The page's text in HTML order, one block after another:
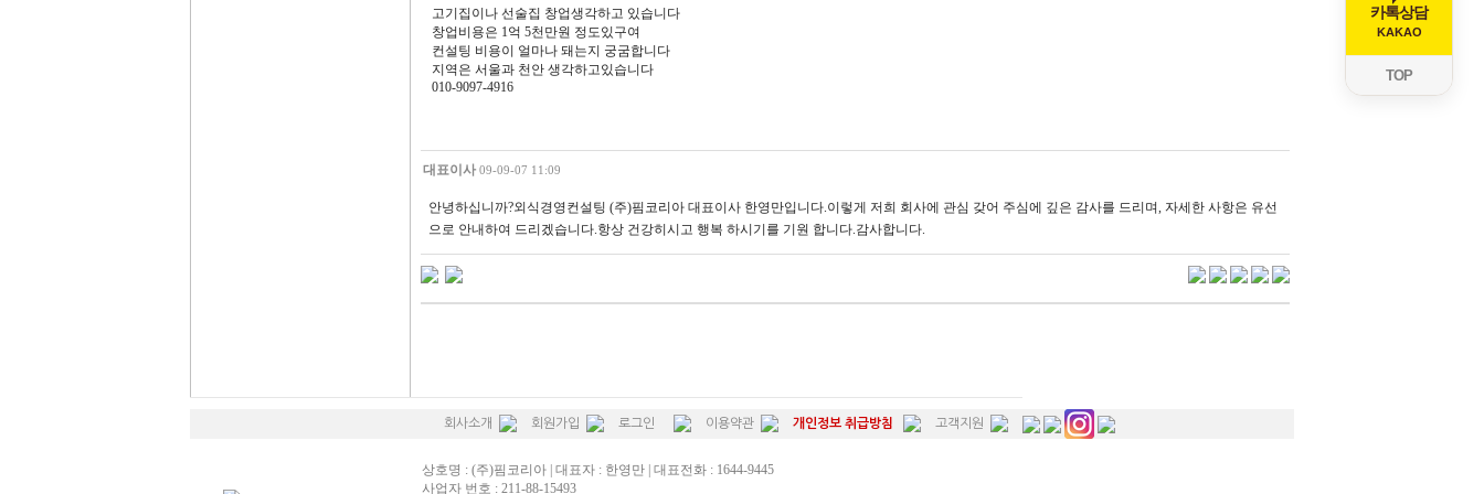
카톡상담
KAKAO
TOP
고기집이나 선술집 창업생각하고 있습니다
창업비용은 1억 5천만원 정도있구여
컨설팅 비용이 얼마나 돼는지 궁굼합니다
지역은 서울과 천안 생각하고있습니다
010-9097-4916
대표이사 09-09-07 11:09
안녕하십니까?외식경영컨설팅 (주)핌코리아 대표이사 한영만입니다.이렇게 저희 회사에 관심 갖어 주심에 깊은 감사를 드리며, 자세한 사항은 유선
으로 안내하여 드리겠습니다.항상 건강히시고 행복 하시기를 기원 합니다.감사합니다.
회사소개 회원가입 로그인 이용약관 개인정보 취급방침 고객지원
상호명 : (주)핌코리아 | 대표자 : 한영만 | 대표전화 : 1644-9445
사업자 번호 : 211-88-15493